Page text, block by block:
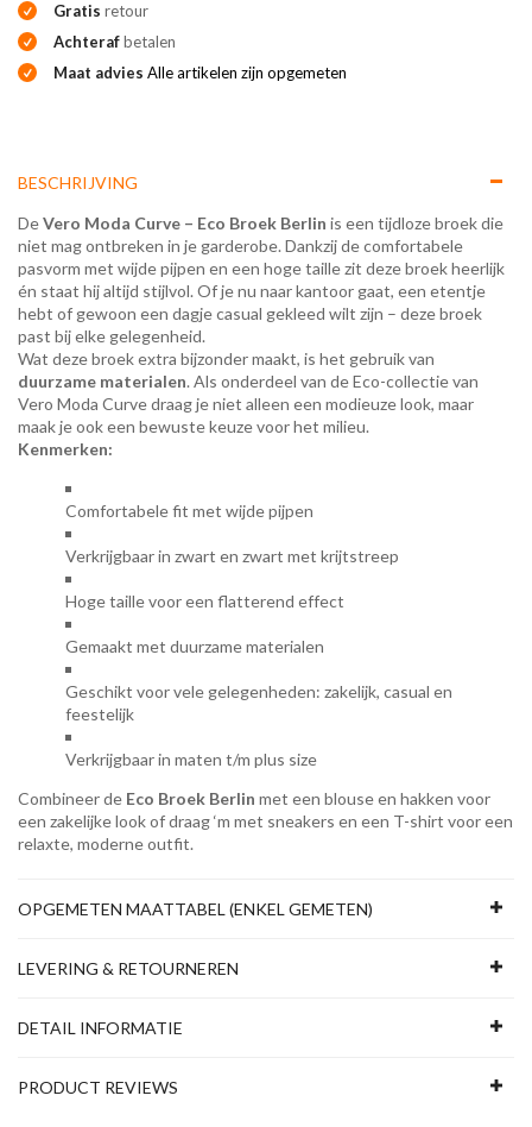
Gratis retour
Achterafbetalen
Maat advies Alle artikelen zijn opgemeten
BESCHRIJVING
DeVero Moda Curve – Eco Broek Berlin is een tijdloze broek die
niet mag ontbreken in je garderobe. Dankzij de comfortabele
pasvorm met wijde pijpen en een hoge taille zit deze broek heerlijk
én staat hij altijd stijlvol. Of je nu naar kantoor gaat, een etentje
hebt of gewoon een dagje casual gekleed wilt zijn – deze broek
past bij elke gelegenheid.
Wat deze broek extra bijzonder maakt, is het gebruik van
duurzame materialen. Als onderdeel van de Eco-collectie van
Vero Moda Curve draag je niet alleen een modieuze look, maar
maak je ook een bewuste keuze voor het milieu.
Kenmerken:
Comfortabele fit met wijde pijpen
Verkrijgbaar in zwart en zwart met krijtstreep
Hoge taille voor een flatterend effect
Gemaakt met duurzame materialen
Geschikt voor vele gelegenheden: zakelijk, casual en
feestelijk
Verkrijgbaar in maten t/m plus size
Combineer de Eco Broek Berlin met een blouse en hakken voor
een zakelijke look of draag ‘m met sneakers en een T-shirt voor een
relaxte, moderne outfit.
OPGEMETEN MAATTABEL (ENKEL GEMETEN)
LEVERING & RETOURNEREN
DETAIL INFORMATIE
PRODUCT REVIEWS